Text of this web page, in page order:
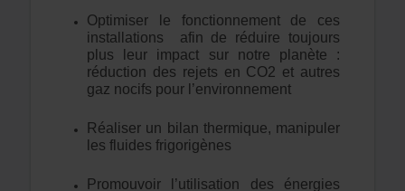
Optimiser le fonctionnement de ces
installations afin de réduire toujours
plus leur impact sur notre planète :
réduction des rejets en CO2 et autres
gaz nocifs pour l’environnement
Réaliser un bilan thermique, manipuler
les fluides frigorigènes
Promouvoir l’utilisation des énergies